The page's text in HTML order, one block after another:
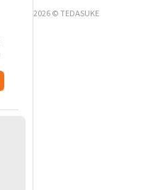
2026 © TEDASUKE